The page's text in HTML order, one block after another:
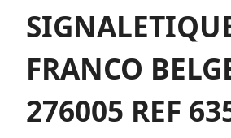
FRANCO
276005 REF